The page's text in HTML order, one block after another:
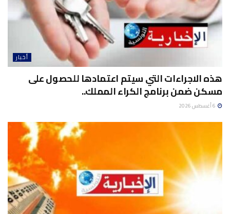
أخبار
هذه الاجراءات التي سيتم اعتمادها للحصول على
مسكن ضمن برنامج الكراء المملك..